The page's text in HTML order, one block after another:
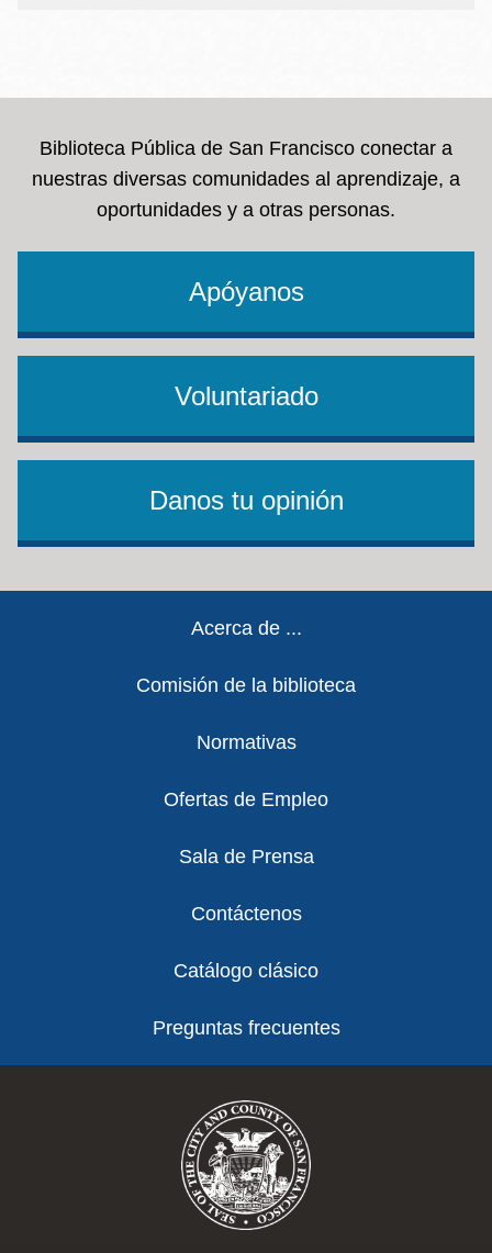
Biblioteca Pública de San Francisco conectar a
nuestras diversas comunidades al aprendizaje, a
oportunidades y a otras personas.
Apóyanos
Voluntariado
Danos tu opinión
Acerca de ...
Comisión de la biblioteca
Normativas
Ofertas de Empleo
Sala de Prensa
Contáctenos
Catálogo clásico
Preguntas frecuentes